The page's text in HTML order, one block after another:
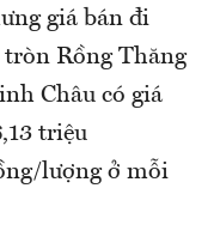
giá bán đi
tròn Rồng Thăng
Châu có giá
triệu
lượng ở mỗi